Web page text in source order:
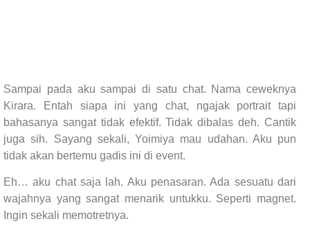
Sampai pada aku sampai di satu chat. Nama ceweknya
Kirara. Entah siapa ini yang chat, ngajak portrait tapi
bahasanya sangat tidak efektif. Tidak dibalas deh. Cantik
juga sih. Sayang sekali, Yoimiya mau udahan. Aku pun
tidak akan bertemu gadis ini di event.
Eh… aku chat saja lah. Aku penasaran. Ada sesuatu dari
wajahnya yang sangat menarik untukku. Seperti magnet.
Ingin sekali memotretnya.